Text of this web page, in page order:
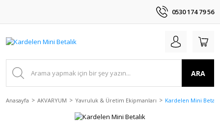
0530 174 79 56
ARA
Anasayfa AKVARYUM Yavruluk & Üretim Ekipmanları Kardelen Mini